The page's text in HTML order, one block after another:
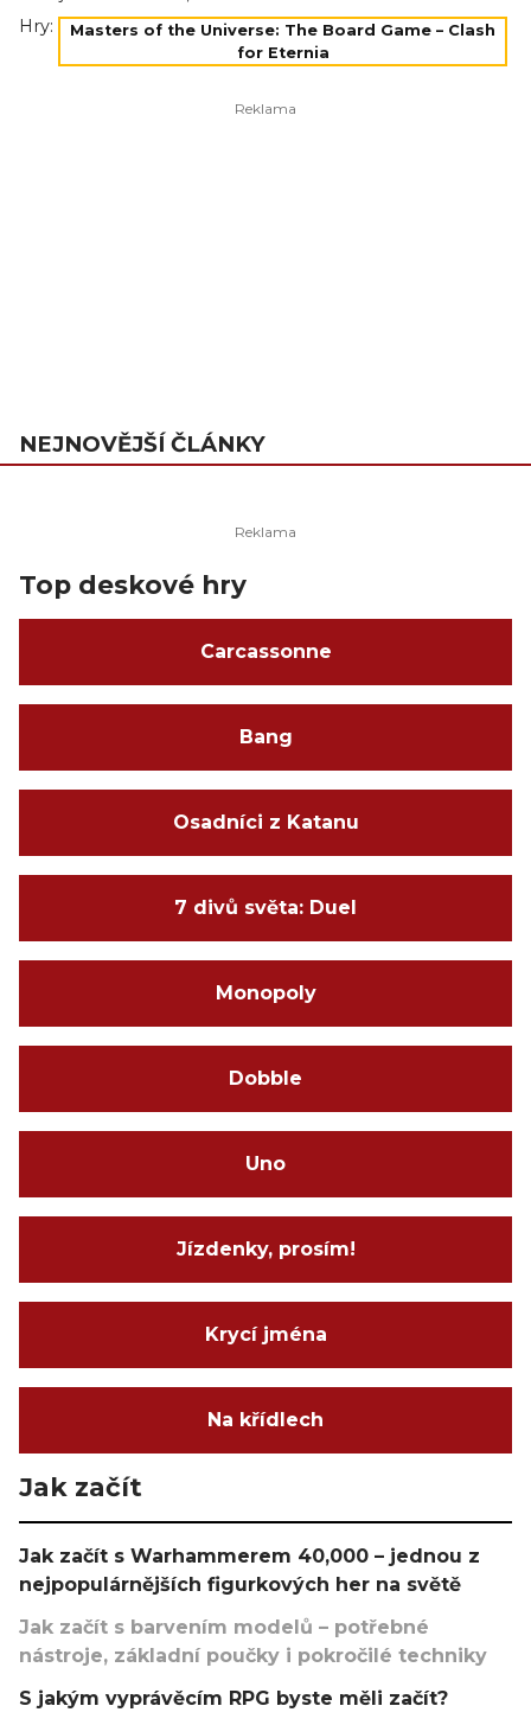
Hry:
Masters of the Universe: The Board Game – Clash
for Eternia
NEJNOVĚJŠÍ ČLÁNKY
Top deskové hry
Carcassonne
Bang
Osadníci z Katanu
7 divů světa: Duel
Monopoly
Dobble
Uno
Jízdenky, prosím!
Krycí jména
Na křídlech
Jak začít
Jak začít s Warhammerem 40,000 – jednou z
nejpopulárnějších figurkových her na světě
Jak začít s barvením modelů – potřebné
nástroje, základní poučky i pokročilé techniky
S jakým vyprávěcím RPG byste měli začít?